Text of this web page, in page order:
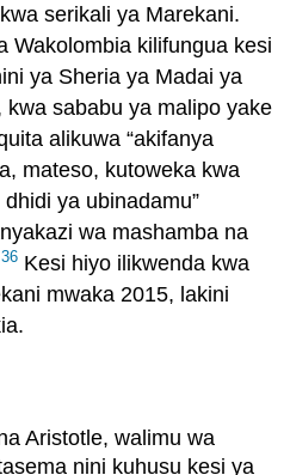
serikali ya Marekani.
Wakolombia kilifungua kesi
ya Sheria ya Madai ya
kwa sababu ya malipo yake
alikuwa “akifanya
mateso, kutoweka kwa
ya ubinadamu”
wa mashamba na
36 Kesi hiyo ilikwenda kwa
mwaka 2015, lakini
Aristotle, walimu wa
nini kuhusu kesi ya